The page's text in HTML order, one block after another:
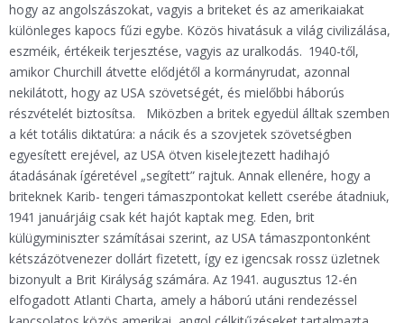
hogy az angolszászokat, vagyis a briteket és az amerikaiakat
különleges kapocs fűzi egybe. Közös hivatásuk a világ civilizálása,
eszméik, értékeik terjesztése, vagyis az uralkodás. 1940-től,
amikor Churchill átvette elődjétől a kormányrudat, azonnal
nekilátott, hogy az USA szövetségét, és mielőbbi háborús
részvételét biztosítsa. Miközben a britek egyedül álltak szemben
a két totális diktatúra: a nácik és a szovjetek szövetségben
egyesített erejével, az USA ötven kiselejtezett hadihajó
átadásának ígéretével „segített” rajtuk. Annak ellenére, hogy a
briteknek Karib- tengeri támaszpontokat kellett cserébe átadniuk,
1941 januárjáig csak két hajót kaptak meg. Eden, brit
külügyminiszter számításai szerint, az USA támaszpontonként
kétszázötvenezer dollárt fizetett, így ez igencsak rossz üzletnek
bizonyult a Brit Királyság számára. Az 1941. augusztus 12-én
elfogadott Atlanti Charta, amely a háború utáni rendezéssel